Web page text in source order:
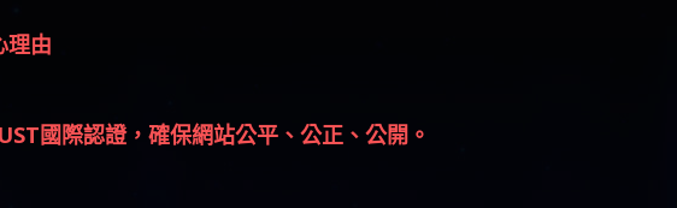
理由
國際認證，確保網站公平、公正、公開。